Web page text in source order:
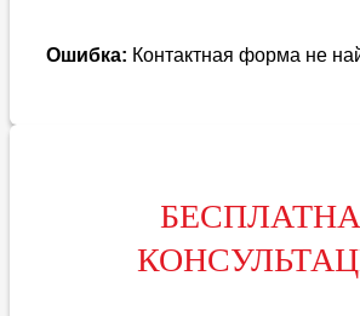
Ошибка: Контактная форма не